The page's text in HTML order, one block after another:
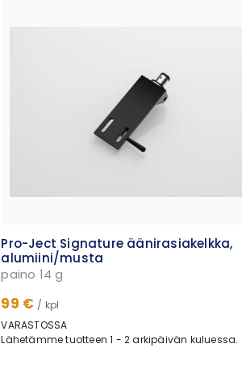
Pro-Ject Signature äänirasiakelkka,
alumiini/musta
paino 14 g
99 € / kpl
VARASTOSSA
Lähetämme tuotteen 1 - 2 arkipäivän kuluessa.